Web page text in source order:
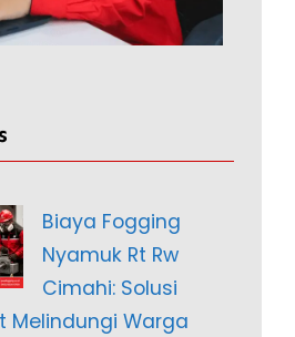
Biaya Fogging
Nyamuk Rt Rw
Cimahi: Solusi
Melindungi Warga